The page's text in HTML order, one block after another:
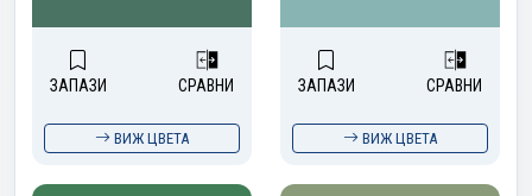
ЗАПАЗИ СРАВНИ
ВИЖ ЦВЕТА
ЗАПАЗИ СРАВНИ
ВИЖ ЦВЕТА